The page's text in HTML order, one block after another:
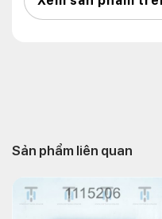
Sản phẩm liên quan